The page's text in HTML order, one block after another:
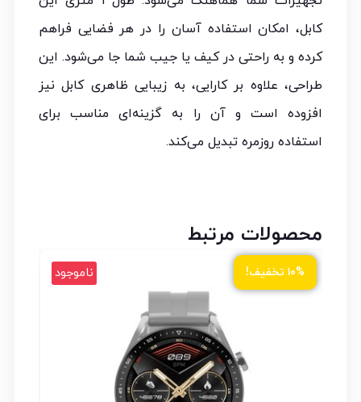
کابل، امکان استفاده آسان را در هر فضایی فراهم
کرده و به راحتی در کیف یا جیب شما جا می‌شود. این
طراحی، علاوه بر کارایی، به زیبایی ظاهری کابل نیز
افزوده است و آن را به گزینه‌ای مناسب برای
استفاده روزمره تبدیل می‌کند.
محصولات مرتبط
۱۰% تخفیف! ناموجود